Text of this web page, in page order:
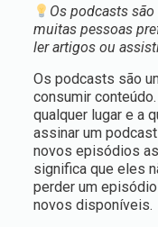
Os podcasts
muitas pessoas
ler artigos ou
Os podcasts são
consumir
qualquer lugar e a
assinar um
novos episódios
significa que eles
perder um
novos disponíveis.